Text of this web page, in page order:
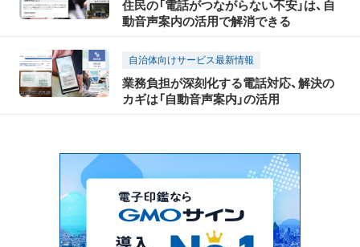
住民の「電話がつながらない不安」は、自
動音声案内の活用で解消できる
自治体向けサービス最新情報
業務負担が深刻化する電話対応、解決の
カギは「自動音声案内」の活用